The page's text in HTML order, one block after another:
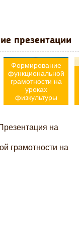
презентации
Формирование
функциональной
грамотности на
уроках
физкультуры
на
грамотности на